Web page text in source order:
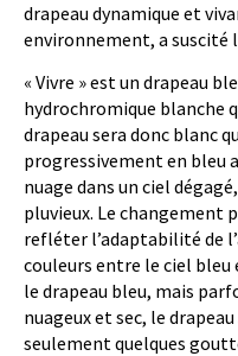
drapeau dynamique et
environnement, a suscité
« Vivre » est un drapeau
hydrochromique blanche
drapeau sera donc blanc
progressivement en bleu
nuage dans un ciel
pluvieux. Le changement
refléter l’adaptabilité de
couleurs entre le ciel
le drapeau bleu, mais
nuageux et sec, le
seulement quelques